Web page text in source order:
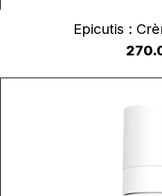
AJOUTER
Epicutis :